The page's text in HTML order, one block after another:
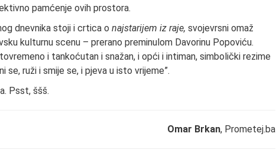
pamćenje ovih prostora.
dnevnika stoji i crtica o najstarijem iz raje, svojevrsni omaž
kulturnu scenu – prerano preminulom Davorinu Popoviću.
i tankoćutan i snažan, i opći i intiman, simbolički rezime
se, ruži i smije se, i pjeva u isto vrijeme”.
Psst, ššš.
Omar Brkan, Prometej.ba